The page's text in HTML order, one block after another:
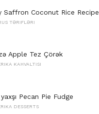
Saffron Coconut Rice Recipe
TƏRIFLƏRI
Apple Tez Çörək
KAHVALTISI
Pecan Pie Fudge
DESSERTS